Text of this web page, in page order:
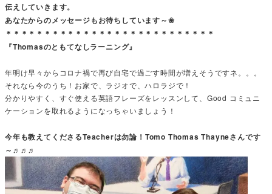
伝えしていきます。
あなたからのメッセージもお待ちしています～❀
＊＊＊＊＊＊＊＊＊＊＊＊＊＊＊＊＊＊＊＊＊＊＊＊＊＊＊
『Thomasのともてなしラーニング』
年明け早々からコロナ禍で再び自宅で過ごす時間が増えそうですネ。。。
それなら今のうち！お家で、ラジオで、ハロラジで！
分かりやすく、すぐ使える英語フレーズをレッスンして、Good コミュニ
ケーションを取れるようになっちゃいましょう！
今年も教えてくださるTeacherは勿論！Tomo Thomas Thayneさんです
～♬♬♬